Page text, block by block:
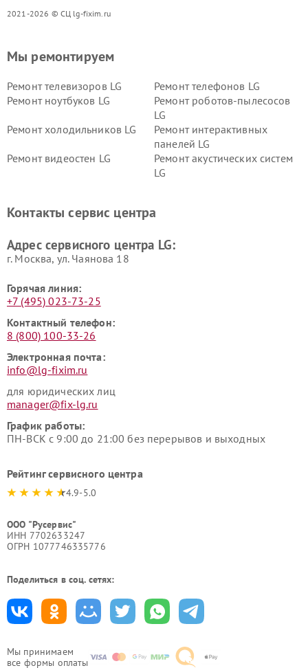
2021-2026 © СЦ lg-fixim.ru
Мы принимаем
все формы оплаты
Мы ремонтируем
Ремонт телевизоров LG
Ремонт телефонов LG
Ремонт ноутбуков LG
Ремонт роботов-пылесосов
LG
Ремонт холодильников LG
Ремонт интерактивных
панелей LG
Ремонт видеостен LG
Ремонт акустических систем
LG
Ремонт морозильных камер
Ремонт вертикальных
Контакты сервис центра
Адрес сервисного центра LG:
г. Москва, ул. Чаянова 18
Горячая линия:
+7 (495) 023-73-25
Контактный телефон:
8 (800) 100-33-26
Электронная почта:
info@lg-fixim.ru
для юридических лиц
manager@fix-lg.ru
График работы:
ПН-ВСК с 9:00 до 21:00 без перерывов и выходных
Рейтинг сервисного центра
4.9-5.0
ООО "Русервис"
ИНН 7702633247
ОГРН 1077746335776
Поделиться в соц. сетях: